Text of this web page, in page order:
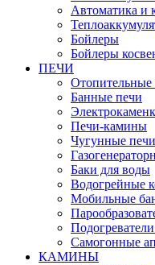
Автоматика и
Бойлеры
Бойлеры
ПЕЧИ
Отопительные
Банные печи
Печи-камины
Чугунные печи
Баки для воды
Водогрейные
Мобильные
Самогонные
КАМИНЫ